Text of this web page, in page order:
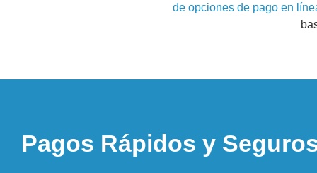
de opciones de pago en
Pagos Rápidos y